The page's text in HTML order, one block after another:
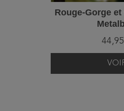
Rouge-Gorge